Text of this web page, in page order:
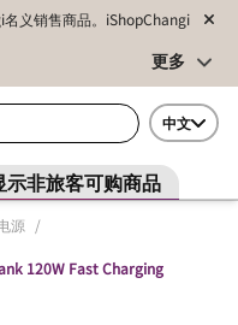
义销售商品。iShopChangi
更多
中文
示非旅客可购商品
源 /
120W Fast Charging